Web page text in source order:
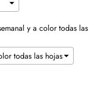
y a color todas las